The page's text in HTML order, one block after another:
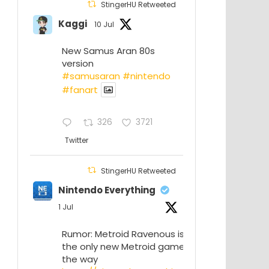
StingerHU Retweeted
Kaggi 10 Jul
New Samus Aran 80s
version
#samusaran #nintendo
#fanartㅤㅤㅤㅤ
326 3721
Twitter
StingerHU Retweeted
Nintendo Everything
1 Jul
Rumor: Metroid Ravenous isn’t
the only new Metroid game on
the way